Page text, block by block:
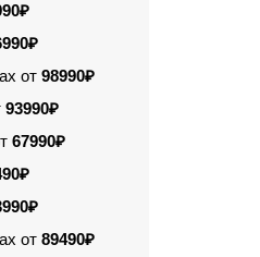
от 98990₽
93990₽
67990₽
от 89490₽